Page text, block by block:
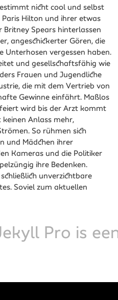
nicht cool und selbst
Paris Hilton und ihrer etwas
Britney Spears hinterlassen
angeschickerter Gören, die
vergessen haben.
und gesellschaftsfähig wie
Frauen und Jugendliche
die mit dem Vertrieb von
Gewinne einfährt. Maßlos
wird bis der Arzt kommt
Anlass mehr,
So rühmen sich
und Mädchen ihrer
Kameras und die Politiker
ihre Bedenken.
unverzichtbare
Soviel zum aktuellen
Droge, die unser Land ganz
viele Menschen in den
ein Nervengift und
Alkohol ist der
denn bei jedem Trinkgelage
unwiderruflich ab. Unsere
entgiften und sobald die
ist, beginnt der Fusel die
im Gehirn zu lockern und
verschlechtert sich.
warum wir den Stoff so
scheinbar vergessen.
uns eine trügerische
Abschluss gibt's am
fiesen Kater zum
die bleischweren
Magen sind reine
Entgiftungsarbeit des
Die seelischen Nachwehen
noch schlimmer. Was
Eine unangenehme
lässt so manche Frau und
Bett neben einem gar
aufwachen. Ups! Und
gut erinnern können, wie
hat in angesoffener
Pro is